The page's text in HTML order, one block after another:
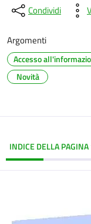
Condividi
Argomenti
Accesso
Novità
INDICE DELLA PAGINA